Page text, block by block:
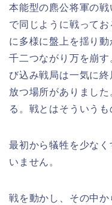
本能型の麃公将軍の
で同じように戦って
に多様に盤上を揺り動
千二つながり万を崩
び込み戦局は一気に
放つ場所がありまし
る。戦とはそういうも
最初から犠牲を少な
いません。
戦を動かし、その中